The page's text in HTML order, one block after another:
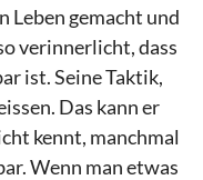
Leben gemacht und
verinnerlicht, dass
ist. Seine Taktik,
Das kann er
kennt, manchmal
Wenn man etwas